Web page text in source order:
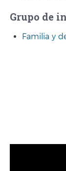
Grupo de
Familia y